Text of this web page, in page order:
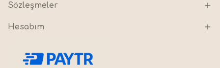
Sözleşmeler
Hesabım